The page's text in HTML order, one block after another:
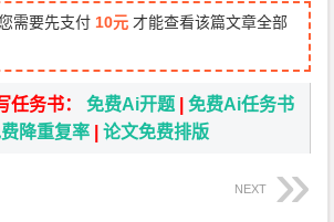
需要先支付 10元 才能查看该篇文章全部
任务书：免费Ai开题 |免费Ai任务书
降重复率 |论文免费排版
NEXT